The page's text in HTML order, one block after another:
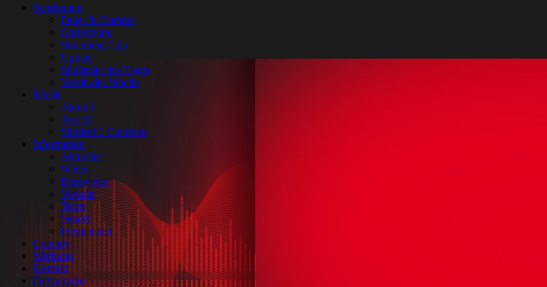
Sendungen
Feuer & Flamme
Gartentipps
Streaming Tipp
Update
Südtiroler des Tages
Verein der Woche
Musik
Aktuell
Top 30
Südtirol 1 Clubbing
Information
Aktuelles
Wetter
Bergwetter
Verkehr
Team
Sender
Frequenzen
Comedy
Werbung
Kontakt
Digitalradio